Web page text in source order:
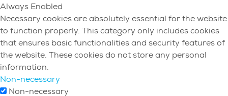
Always Enabled
Necessary cookies are absolutely essential for the website
to function properly. This category only includes cookies
that ensures basic functionalities and security features of
the website. These cookies do not store any personal
information.
Non-necessary
Non-necessary